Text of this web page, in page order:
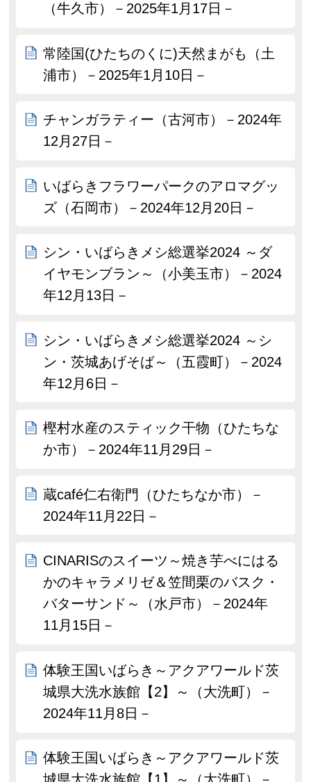
（牛久市）－2025年1月17日－
常陸国(ひたちのくに)天然まがも（土
浦市）－2025年1月10日－
チャンガラティー（古河市）－2024年
12月27日－
いばらきフラワーパークのアロマグッ
ズ（石岡市）－2024年12月20日－
シン・いばらきメシ総選挙2024 ～ダ
イヤモンブラン～（小美玉市）－2024
年12月13日－
シン・いばらきメシ総選挙2024 ～シ
ン・茨城あげそば～（五霞町）－2024
年12月6日－
樫村水産のスティック干物（ひたちな
か市）－2024年11月29日－
蔵café仁右衛門（ひたちなか市）－
2024年11月22日－
CINARISのスイーツ～焼き芋べにはる
かのキャラメリゼ＆笠間栗のバスク・
バターサンド～（水戸市）－2024年
11月15日－
体験王国いばらき～アクアワールド茨
城県大洗水族館【2】～（大洗町）－
2024年11月8日－
体験王国いばらき～アクアワールド茨